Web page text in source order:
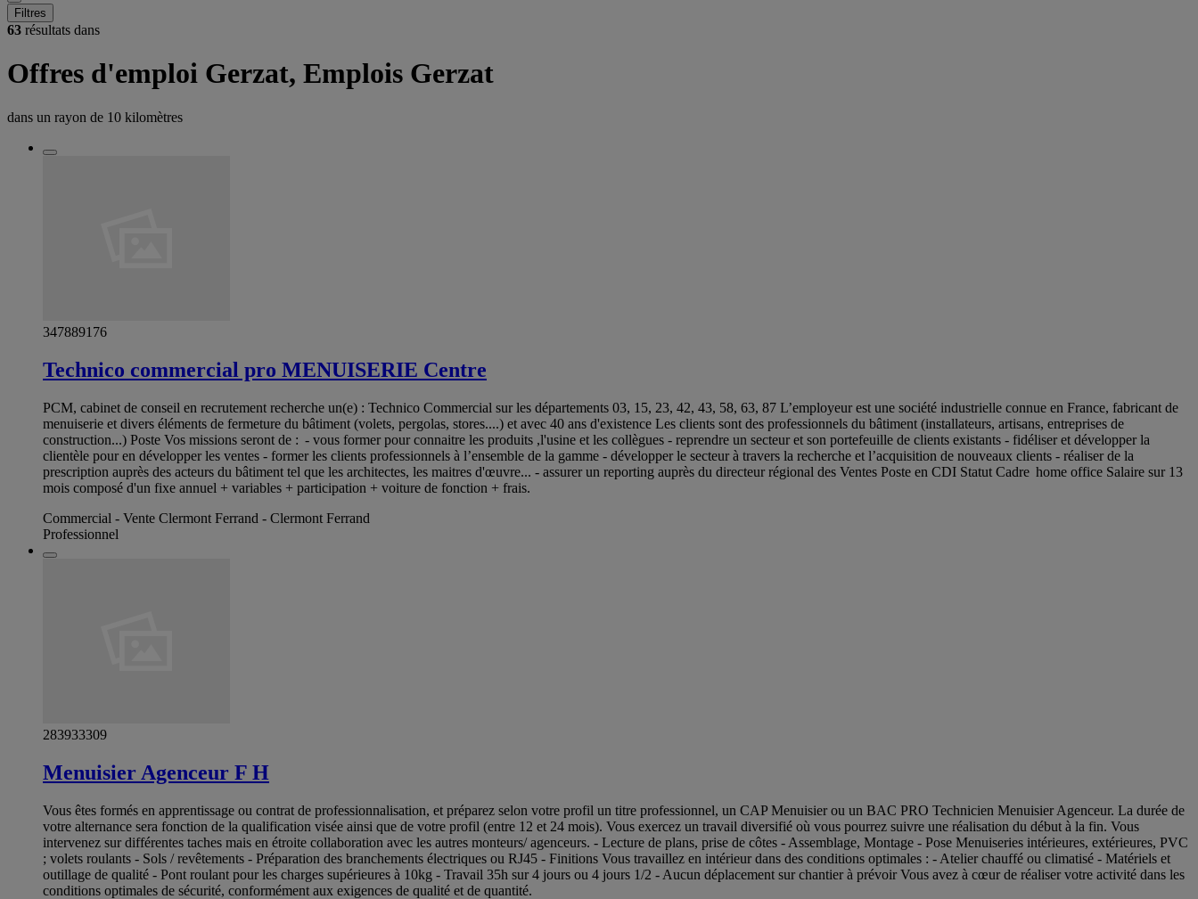
Filtres
63 résultats dans
Offres d'emploi Gerzat, Emplois Gerzat
dans un rayon de 10 kilomètres
347889176
Technico commercial pro MENUISERIE Centre
PCM, cabinet de conseil en recrutement recherche un(e) : Technico Commercial sur les départements 03, 15, 23, 42, 43, 58, 63, 87 L’employeur est une société industrielle connue en France, fabricant de
menuiserie et divers éléments de fermeture du bâtiment (volets, pergolas, stores....) et avec 40 ans d'existence Les clients sont des professionnels du bâtiment (installateurs, artisans, entreprises de
construction...) Poste Vos missions seront de : - vous former pour connaitre les produits ,l'usine et les collègues - reprendre un secteur et son portefeuille de clients existants - fidéliser et développer la
clientèle pour en développer les ventes - former les clients professionnels à l’ensemble de la gamme - développer le secteur à travers la recherche et l’acquisition de nouveaux clients - réaliser de la
prescription auprès des acteurs du bâtiment tel que les architectes, les maitres d'œuvre... - assurer un reporting auprès du directeur régional des Ventes Poste en CDI Statut Cadre home office Salaire sur 13
mois composé d'un fixe annuel + variables + participation + voiture de fonction + frais.
Commercial - Vente Clermont Ferrand - Clermont Ferrand
Professionnel
283933309
Menuisier Agenceur F H
Vous êtes formés en apprentissage ou contrat de professionnalisation, et préparez selon votre profil un titre professionnel, un CAP Menuisier ou un BAC PRO Technicien Menuisier Agenceur. La durée de
votre alternance sera fonction de la qualification visée ainsi que de votre profil (entre 12 et 24 mois). Vous exercez un travail diversifié où vous pourrez suivre une réalisation du début à la fin. Vous
intervenez sur différentes taches mais en étroite collaboration avec les autres monteurs/ agenceurs. - Lecture de plans, prise de côtes - Assemblage, Montage - Pose Menuiseries intérieures, extérieures, PVC
; volets roulants - Sols / revêtements - Préparation des branchements électriques ou RJ45 - Finitions Vous travaillez en intérieur dans des conditions optimales : - Atelier chauffé ou climatisé - Matériels et
outillage de qualité - Pont roulant pour les charges supérieures à 10kg - Travail 35h sur 4 jours ou 4 jours 1/2 - Aucun déplacement sur chantier à prévoir Vous avez à cœur de réaliser votre activité dans les
conditions optimales de sécurité, conformément aux exigences de qualité et de quantité.